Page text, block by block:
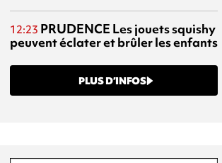
12:23 PRUDENCE Les jouets squishy
peuvent éclater et brûler les enfants
PLUS D’INFOS